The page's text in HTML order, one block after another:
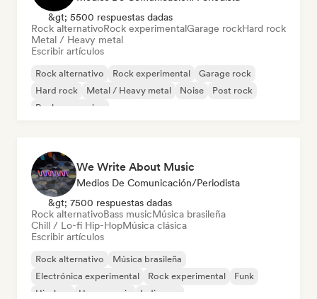
&gt; 5500 respuestas dadas
Rock alternativoRock experimentalGarage rockHard rock
Metal / Heavy metal
Escribir artículos
Rock alternativo Rock experimental
Garage rock
Hard rock
Metal / Heavy metal Noise
Post rock
Rock progresivo
We Write About Music
Medios De Comunicación/Periodista
&gt; 7500 respuestas dadas
Rock alternativoBass musicMúsica brasileña
Chill / Lo-fi Hip-HopMúsica clásica
Escribir artículos
Rock alternativo
Música brasileña
Electrónica experimental
Rock experimental
Funk
Hip-hop
House music Indie pop